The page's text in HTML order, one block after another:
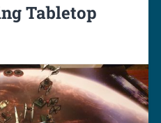
Tabletop